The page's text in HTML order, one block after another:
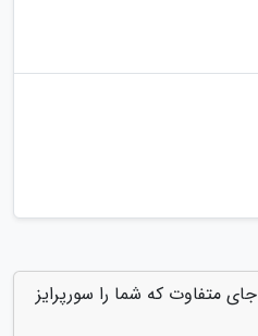
به "جاهای دیدنی بوسان؛ 10 جای متفاوت که شما را سورپرایز